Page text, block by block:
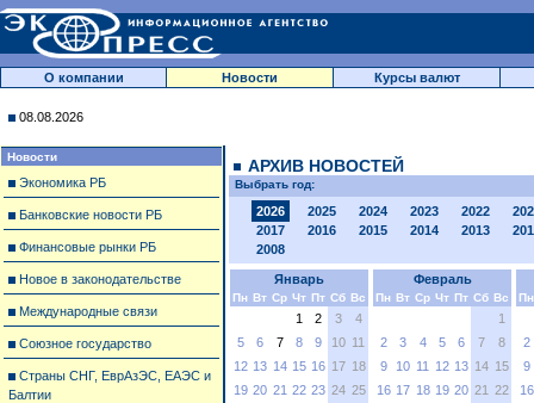
О компании Новости Курсы валют
08.08.2026
Новости
Экономика РБ
Банковские новости РБ
Финансовые рынки РБ
Новое в законодательстве
Международные связи
Союзное государство
Страны СНГ, ЕврАзЭС, ЕАЭС и
Балтии
АРХИВ НОВОСТЕЙ
Выбрать год:
2026 2025 2024 2023 2022
2017
2016 2015 2014 2013
2008
Январь
Пн Вт Ср Чт Пт Сб Вс
1 2 3
4
5
6 7 8 9 10 11
12 13 14 15 16 17 18
19 20 21 22 23 24 25
Февраль
Пн Вт Ср Чт Пт Сб Вс
1
2
3 4 5 6 7
8
9
10 11 12 13 14 15
16 17 18 19 20 21 22
Пн
2
9
16